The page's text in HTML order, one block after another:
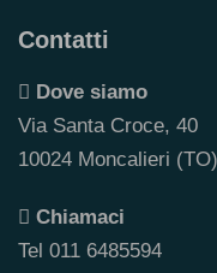
Contatti
Dove siamo
Via Santa Croce, 40
10024 Moncalieri
Chiamaci
Tel 011 6485594